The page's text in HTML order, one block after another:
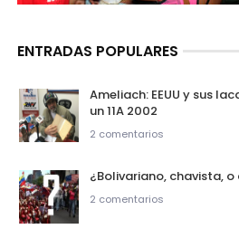
ENTRADAS POPULARES
Ameliach: EEUU y sus
un 11A 2002
2 comentarios
¿Bolivariano, chavista, o
2 comentarios